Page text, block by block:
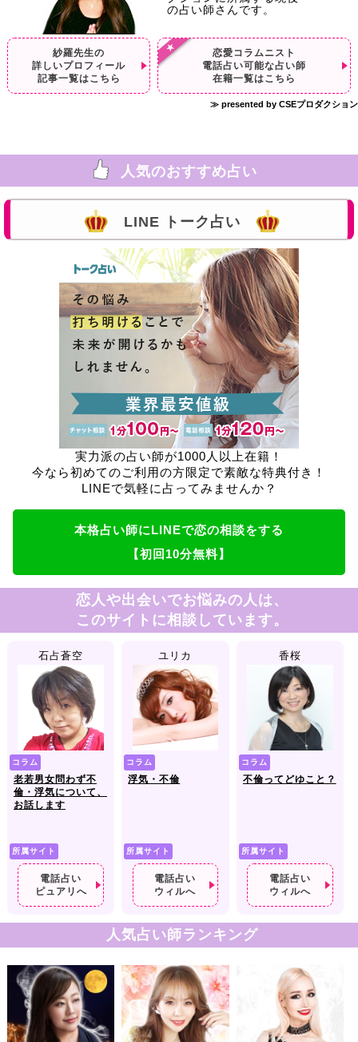
の占い師さんです。
紗羅先生の
詳しいプロフィール
記事一覧はこちら
恋愛コラムニスト
電話占い可能な占い師
在籍一覧はこちら
≫ presented by CSEプロダクション
人気のおすすめ占い
LINE トーク占い
実力派の占い師が1000人以上在籍！
今なら初めてのご利用の方限定で素敵な特典付き！
LINEで気軽に占ってみませんか？
本格占い師にLINEで恋の相談をする
【初回10分無料】
恋人や出会いでお悩みの人は、
このサイトに相談しています。
石占蒼空
コラム
老若男女問わず不
倫・浮気について、
お話します
所属サイト
電話占い
ピュアリへ
ユリカ
コラム
浮気・不倫
所属サイト
電話占い
ウィルへ
香桜
コラム
不倫ってどゆこと？
所属サイト
電話占い
ウィルへ
人気占い師ランキング